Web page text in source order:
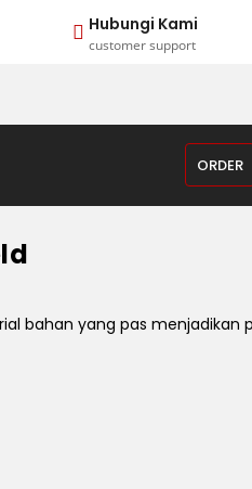
Hubungi Kami
customer support
ORDER
bahan yang pas menjadikan